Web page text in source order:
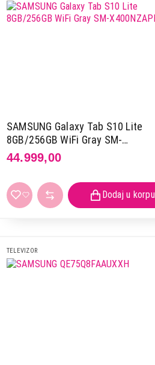
SAMSUNG Galaxy Tab S10 Lite
8GB/256GB WiFi Gray SM-
X400NZAPEUC
44.999,00
TELEVIZOR